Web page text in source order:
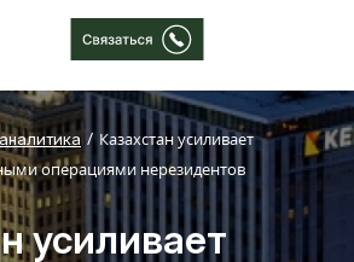
Казахстан усиливает
операциями нерезидентов
усиливает